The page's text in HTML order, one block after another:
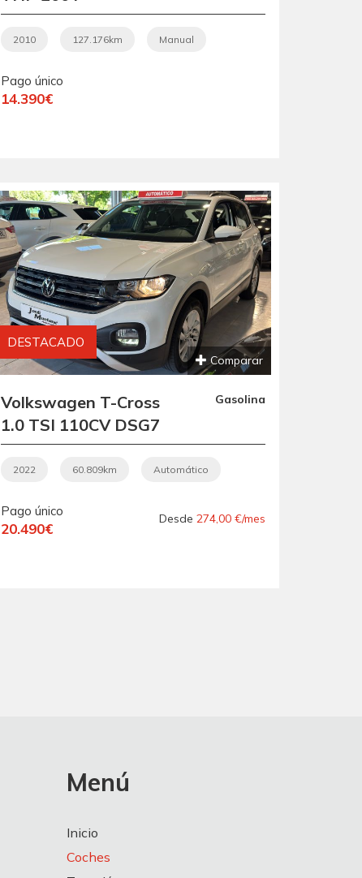
NACIONAL ".- "
IMPECABLE ".- "
2+2 PLAZAS ".- "
MATRICULADO EL
2010 127.176km Manual
Pago único
14.390€
DESTACADO
Comparar
Volkswagen T-Cross
1.0 TSI 110CV DSG7
ADVANCE .-"
AUTOMÁTICO ".-"
COBERTURA
EUROPEA ".-"
Gasolina
2022 60.809km Automático
Pago único
20.490€
Desde 274,00 €/mes
Menú
Inicio
Coches